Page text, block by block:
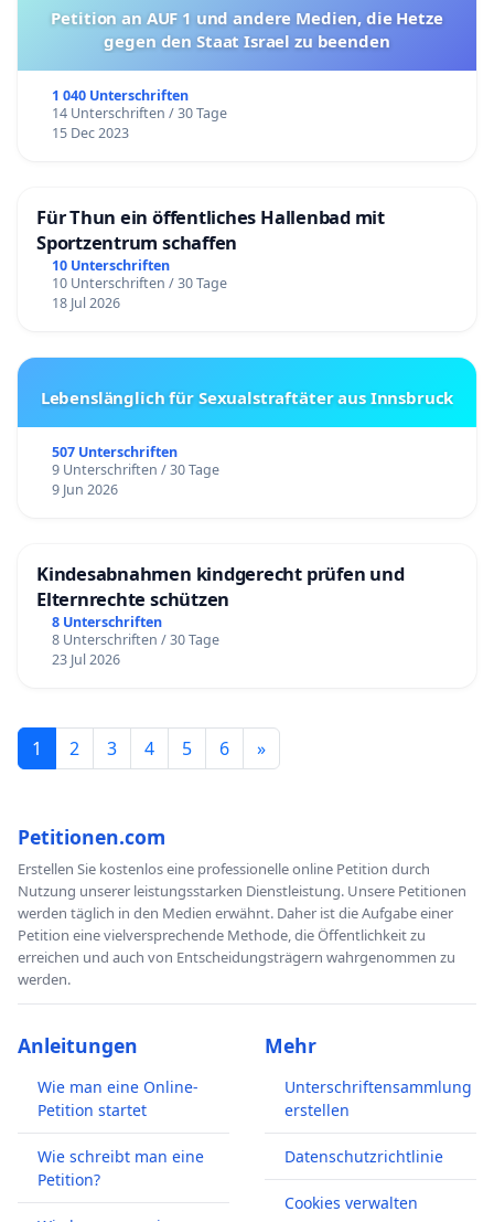
Petition an AUF 1 und andere Medien, die Hetze
gegen den Staat Israel zu beenden
1 040 Unterschriften
14 Unterschriften / 30 Tage
15 Dec 2023
Für Thun ein öffentliches Hallenbad mit
Sportzentrum schaffen
10 Unterschriften
10 Unterschriften / 30 Tage
18 Jul 2026
Lebenslänglich für Sexualstraftäter aus Innsbruck
507 Unterschriften
9 Unterschriften / 30 Tage
9 Jun 2026
Kindesabnahmen kindgerecht prüfen und
Elternrechte schützen
8 Unterschriften
8 Unterschriften / 30 Tage
23 Jul 2026
1 2 3 4 5 6 »
Petitionen.com
Erstellen Sie kostenlos eine professionelle online Petition durch
Nutzung unserer leistungsstarken Dienstleistung. Unsere Petitionen
werden täglich in den Medien erwähnt. Daher ist die Aufgabe einer
Petition eine vielversprechende Methode, die Öffentlichkeit zu
erreichen und auch von Entscheidungsträgern wahrgenommen zu
werden.
Anleitungen
Wie man eine Online-
Petition startet
Wie schreibt man eine
Petition?
Mehr
Unterschriftensammlung
erstellen
Datenschutzrichtlinie
Cookies verwalten